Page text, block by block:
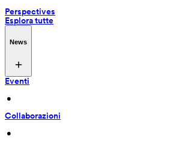
Perspectives
Esplora tutte
News
Eventi
•
Collaborazioni
•